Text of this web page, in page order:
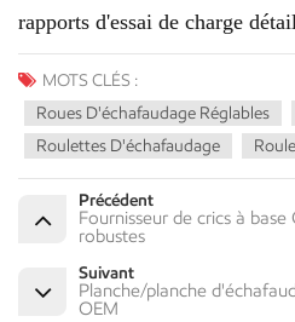
rapports d'essai de charge
MOTS CLÉS :
Roues D'échafaudage Réglables
Roulettes D'échafaudage
Précédent
Fournisseur de crics à
robustes
Suivant
Planche/planche
OEM